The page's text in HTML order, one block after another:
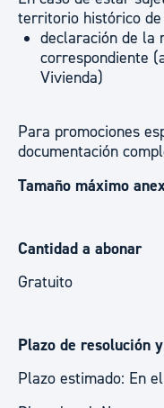
territorio histórico de
declaración de la
correspondiente
Vivienda)
Para promociones
documentación
Tamaño máximo
Cantidad a abonar
Gratuito
Plazo de resolución
Plazo estimado: En